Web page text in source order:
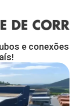
e conexões